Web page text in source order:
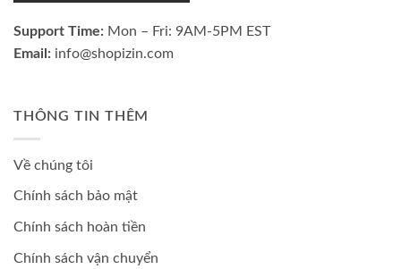
Support Time: Mon – Fri: 9AM-5PM EST
Email: info@shopizin.com
THÔNG TIN THÊM
Về chúng tôi
Chính sách bảo mật
Chính sách hoàn tiền
Chính sách vận chuyển